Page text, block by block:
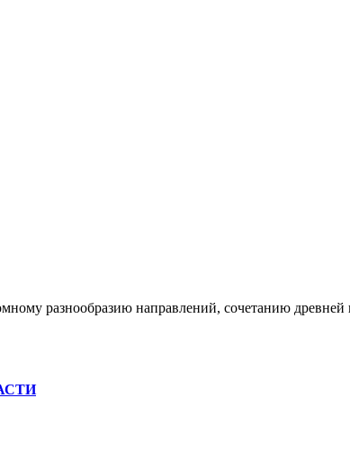
разнообразию направлений, сочетанию древней